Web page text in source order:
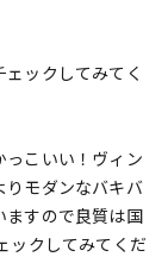
ックしてみてく
っこいい！ヴィン
りモダンなバキバ
ますので良質は国
ックしてみてくだ